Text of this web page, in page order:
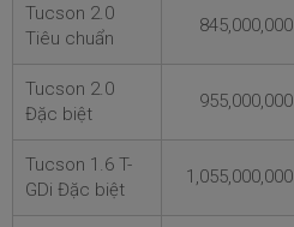
Tucson 2.0
Tiêu chuẩn
845,000,000
Tucson 2.0
Đặc biệt
955,000,000
Tucson 1.6 T-
GDi Đặc biệt
1,055,000,000